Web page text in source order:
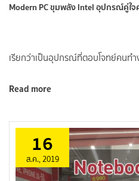
Modern PC ขุมพลัง Intel อุปกรณ์คู่ใ
เรียกว่าเป็นอุปกรณ์ที่ตอบโจทย์คนท
Read more
16
ส.ค., 2019